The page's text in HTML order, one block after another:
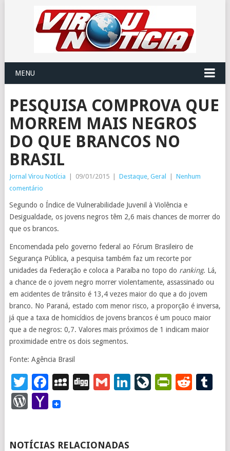
MENU
PESQUISA COMPROVA QUE
MORREM MAIS NEGROS
DO QUE BRANCOS NO
BRASIL
Jornal Virou Notícia 09/01/2015 Destaque, Geral
Nenhum
comentário
Segundo o Índice de Vulnerabilidade Juvenil à Violência e
Desigualdade, os jovens negros têm 2,6 mais chances de morrer do
que os brancos.
Encomendada pelo governo federal ao Fórum Brasileiro de
Segurança Pública, a pesquisa também faz um recorte por
unidades da Federação e coloca a Paraíba no topo do ranking. Lá,
a chance de o jovem negro morrer violentamente, assassinado ou
em acidentes de trânsito é 13,4 vezes maior do que a do jovem
branco. No Paraná, estado com menor risco, a proporção é inversa,
já que a taxa de homicídios de jovens brancos é um pouco maior
que a de negros: 0,7. Valores mais próximos de 1 indicam maior
proximidade entre os dois segmentos.
Fonte: Agência Brasil
Twitter
Facebook
MySpace
DiggGmailLinkedIn
WordPress
Yahoo
NOTÍCIAS RELACIONADAS